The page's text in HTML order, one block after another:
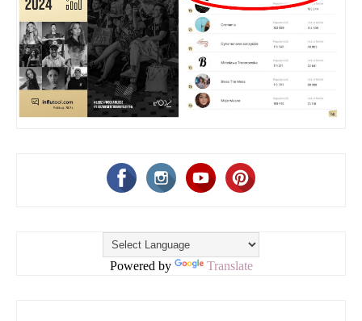
Powered by Translate